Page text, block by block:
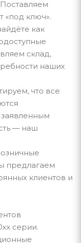
«под ключ».
как
склад,
наших
что все
— наш
предлагаем
клиентов и
серии.